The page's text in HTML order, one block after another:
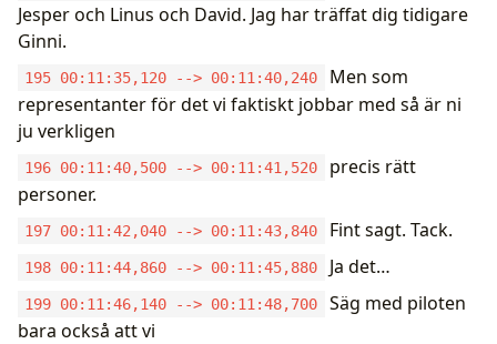
Jesper och Linus och David. Jag har träffat dig tidigare
Ginni.
195 00:11:35,120 --> 00:11:40,240
Men som
representanter för det vi faktiskt jobbar med så är ni
ju verkligen
196 00:11:40,500 --> 00:11:41,520
precis rätt
personer.
197 00:11:42,040 --> 00:11:43,840 Fint sagt. Tack.
198 00:11:44,860 --> 00:11:45,880 Ja det…
199 00:11:46,140 --> 00:11:48,700
Säg med piloten
bara också att vi